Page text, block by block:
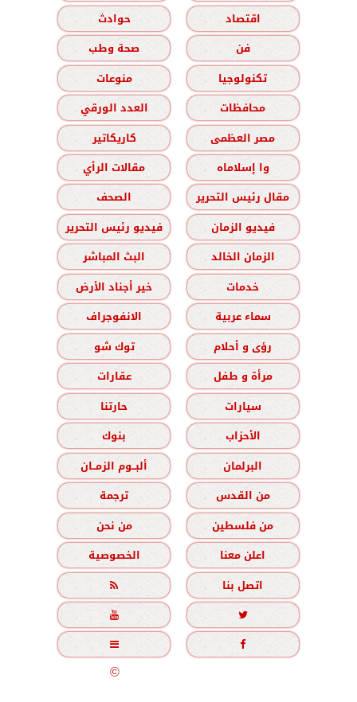
اقتصاد
حوادث
فن
صحة وطب
تكنولوجيا
منوعات
محافظات
العدد الورقي
مصر العظمى
كاريكاتير
وا إسلاماه
مقالات الرأي
مقال رئيس التحرير
الصحف
فيديو الزمان
فيديو رئيس التحرير
الزمان الخالد
البث المباشر
خدمات
خير أجناد الأرض
سماء عربية
الانفوجراف
رؤى و أحلام
توك شو
مرأة و طفل
عقارات
سيارات
حارتنا
الأحزاب
بنوك
البرلمان
ألبــوم الزمــان
من القدس
ترجمة
من فلسطين
من نحن
اعلن معنا
الخصوصية
اتصل بنا





جميع الحقوق محفوظة©